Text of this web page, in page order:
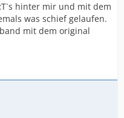
hinter mir und mit dem
was schief gelaufen.
mit dem original